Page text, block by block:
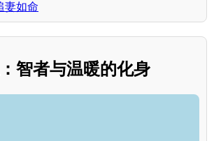
妻如命
智者与温暖的化身